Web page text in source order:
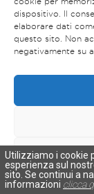
dispositivo. Il
elaborare dati
questo sito. Non
negativamente su
Utilizziamo i cookie
esperienza sul
sito. Se continui a
informazioni clicca